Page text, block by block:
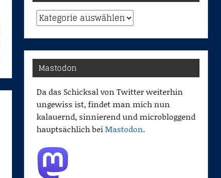
Kategorien
Mastodon
Da das Schicksal von Twitter weiterhin
ungewiss ist, findet man mich nun
kalauernd, sinnierend und microbloggend
hauptsächlich beiMastodon.